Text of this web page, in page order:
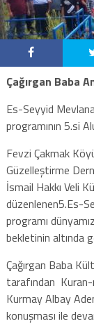
Çağırgan Baba
Es-Seyyid
programının 5.si
Fevzi Çakmak
Güzelleştirme
İsmail Hakkı Veli
düzenlenen5.Es-
programı
bekletinin altında
Çağırgan Baba
tarafından Kuran-
Kurmay Albay
konuşması ile